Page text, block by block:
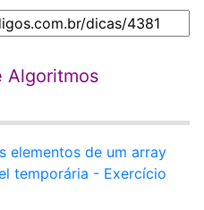
Algoritmos
elementos de um array
temporária - Exercício